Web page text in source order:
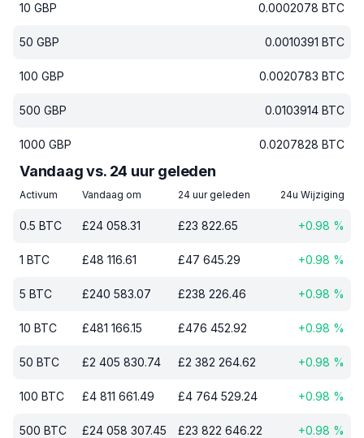
10 GBP 0.0002078 BTC
50 GBP 0.0010391 BTC
100 GBP 0.0020783 BTC
500 GBP 0.0103914 BTC
1000 GBP 0.0207828 BTC
Vandaag vs. 24 uur geleden
Activum Vandaag om 24 uur geleden 24u Wijziging
0.5 BTC £24 058.31 £23 822.65 +0.98 %
1 BTC £48 116.61 £47 645.29 +0.98 %
5 BTC £240 583.07 £238 226.46 +0.98 %
10 BTC £481 166.15 £476 452.92 +0.98 %
50 BTC £2 405 830.74 £2 382 264.62 +0.98 %
100 BTC £4 811 661.49 £4 764 529.24 +0.98 %
500 BTC £24 058 307.45 £23 822 646.22 +0.98 %